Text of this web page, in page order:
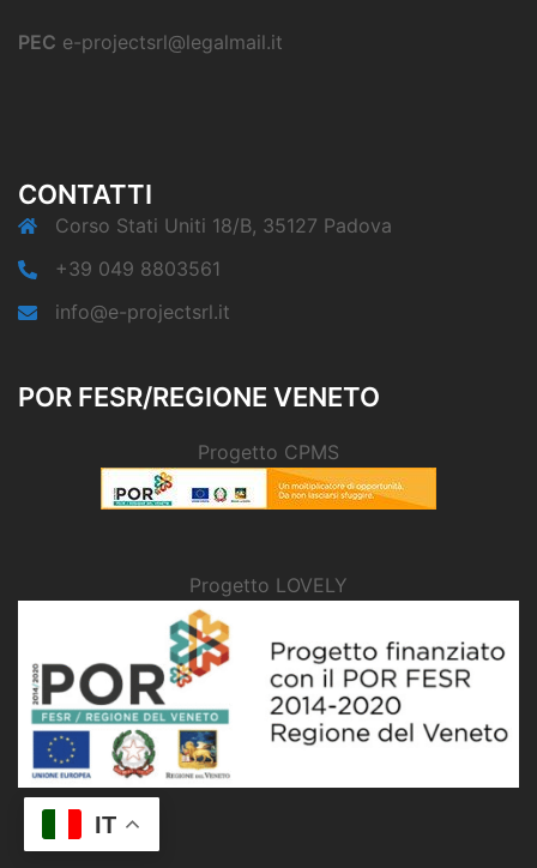
PEC e-projectsrl@legalmail.it
CONTATTI
Corso Stati Uniti 18/B, 35127 Padova
+39 049 8803561
info@e-projectsrl.it
POR FESR/REGIONE VENETO
Progetto CPMS
Progetto LOVELY
IT